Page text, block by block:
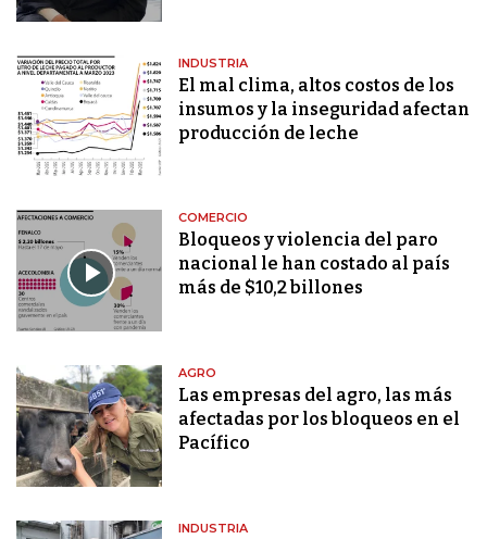
INDUSTRIA
El mal clima, altos costos de los
insumos y la inseguridad afectan
producción de leche
COMERCIO
Bloqueos y violencia del paro
nacional le han costado al país
más de $10,2 billones
AGRO
Las empresas del agro, las más
afectadas por los bloqueos en el
Pacífico
INDUSTRIA